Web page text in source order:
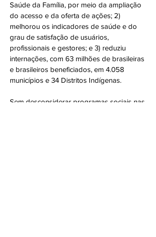
Saúde da Família, por meio da ampliação
do acesso e da oferta de ações; 2)
melhorou os indicadores de saúde e do
grau de satisfação de usuários,
profissionais e gestores; e 3) reduziu
internações, com 63 milhões de brasileiras
e brasileiros beneficiados, em 4.058
municípios e 34 Distritos Indígenas.
Sem desconsiderar programas sociais nas